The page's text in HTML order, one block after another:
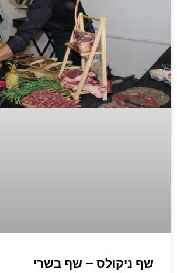
שף ניקולס – שף בשרי